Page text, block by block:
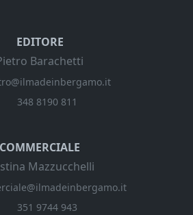
EDITORE
Barachetti
348 8190 811
COMMERCIALE
Mazzucchelli
351 9744 943